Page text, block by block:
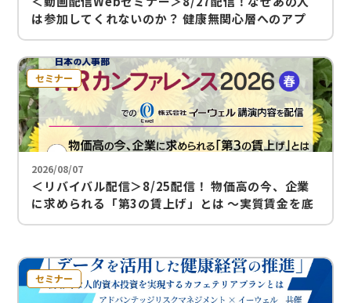
は参加してくれないのか？ 健康無関心層へのアプ
ローチ！分析と事例紹介
セミナー
2026/08/07
＜リバイバル配信＞8/25配信！ 物価高の今、企業
に求められる「第3の賃上げ」とは ～実質賃金を底
上げし、人材を留める福利厚生の在り方～
セミナー